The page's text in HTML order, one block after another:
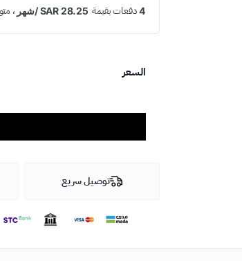
السعر
توصيل سريع